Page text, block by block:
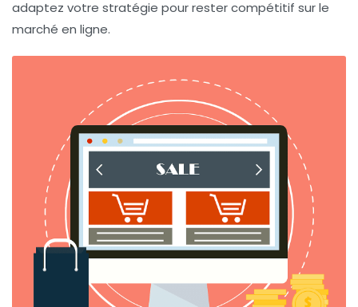
adaptez votre stratégie pour rester compétitif sur le
marché en ligne.